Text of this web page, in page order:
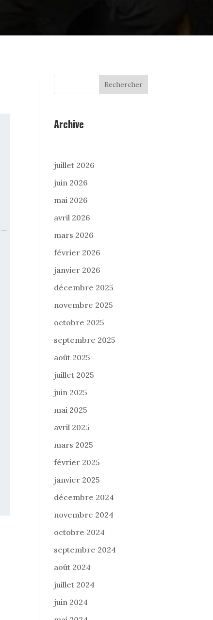
Rechercher
Archive
juillet 2026
juin 2026
mai 2026
avril 2026
mars 2026
février 2026
janvier 2026
décembre 2025
novembre 2025
octobre 2025
septembre 2025
août 2025
juillet 2025
juin 2025
mai 2025
avril 2025
mars 2025
février 2025
janvier 2025
décembre 2024
novembre 2024
octobre 2024
septembre 2024
août 2024
juillet 2024
juin 2024